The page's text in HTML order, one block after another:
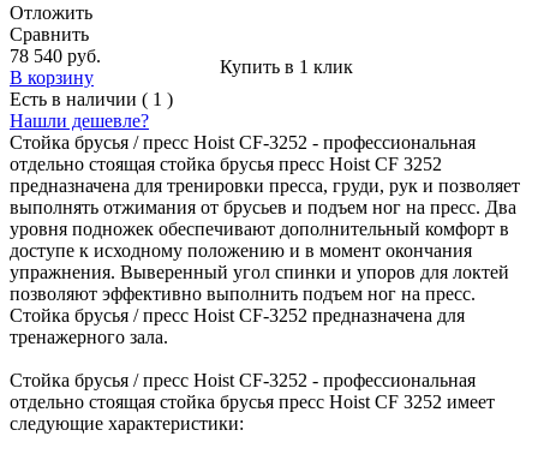
Отложить
Сравнить
78 540 руб.
В корзину
Купить в 1 клик
Есть в наличии ( 1 )
Нашли дешевле?
Стойка брусья / пресс Hoist CF-3252 - профессиональная
отдельно стоящая стойка брусья пресс Hoist CF 3252
предназначена для тренировки пресса, груди, рук и позволяет
выполнять отжимания от брусьев и подъем ног на пресс. Два
уровня подножек обеспечивают дополнительный комфорт в
доступе к исходному положению и в момент окончания
упражнения. Выверенный угол спинки и упоров для локтей
позволяют эффективно выполнить подъем ног на пресс.
Стойка брусья / пресс Hoist CF-3252 предназначена для
тренажерного зала.
Стойка брусья / пресс Hoist CF-3252 - профессиональная
отдельно стоящая стойка брусья пресс Hoist CF 3252 имеет
следующие характеристики: